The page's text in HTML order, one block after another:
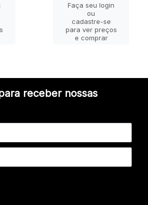
Faça seu login
ou
cadastre-se
para ver preços
e comprar
receber nossas